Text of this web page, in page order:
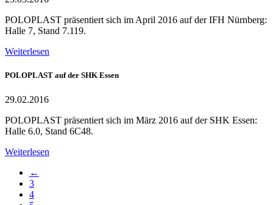
POLOPLAST präsentiert sich im April 2016 auf der IFH Nürnberg:
Halle 7, Stand 7.119.
Weiterlesen
POLOPLAST auf der SHK Essen
29.02.2016
POLOPLAST präsentiert sich im März 2016 auf der SHK Essen:
Halle 6.0, Stand 6C48.
Weiterlesen
←
3
4